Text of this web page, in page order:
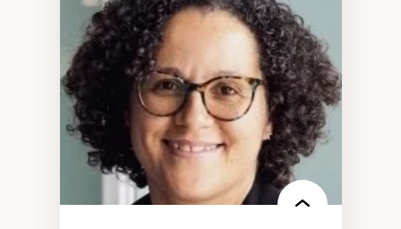
Ethnographie critique des environnements
d’apprentissage des étudiant.e.s
Approche transdisciplinaire des
compétences socioaffectives et
interculturelles
Didactique des langues secondes et
compétence pragmatique
Andragogie
Méthodologies de recherche qualitative